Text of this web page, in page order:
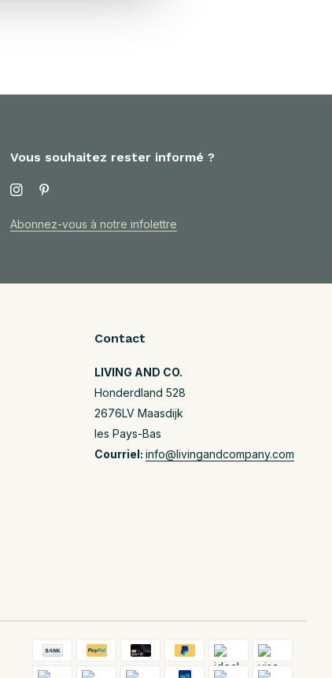
Vous souhaitez rester informé ?
Abonnez-vous à notre infolettre
Contact
LIVING AND CO.
Honderdland 528
2676LV Maasdijk
les Pays-Bas
Courriel: info@livingandcompany.com